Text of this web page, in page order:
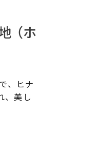
（ホ
、ヒナ
、美し